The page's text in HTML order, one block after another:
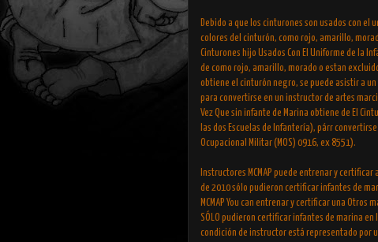
Debido a que los cinturones son usados ​​con
colores del cinturón, como rojo, amarillo,
Cinturones hijo Usados ​​Con El Uniforme de la
de como rojo, amarillo, morado o estan
obtiene el cinturón negro, se puede asistir a
para convertirse en un instructor de artes
Vez Que sin infante de Marina obtiene de El
las dos Escuelas de Infantería), párr
Ocupacional Militar (MOS) 0916, ex 8551).
Instructores MCMAP puede entrenar y
de 2010 sólo pudieron certificar infantes de
MCMAP You can entrenar y certificar una Otros
SÓLO pudieron certificar infantes de marina en
condición de instructor está representado por